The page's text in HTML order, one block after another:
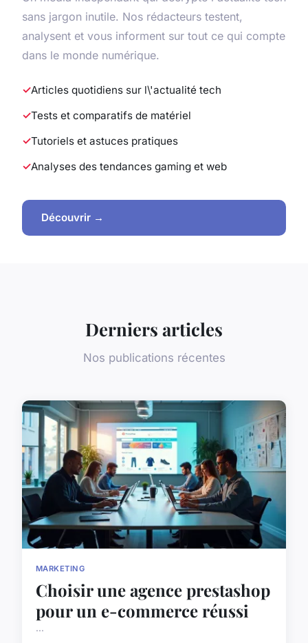
sans jargon inutile. Nos rédacteurs testent,
analysent et vous informent sur tout ce qui compte
dans le monde numérique.
Articles quotidiens sur l\'actualité tech
Tests et comparatifs de matériel
Tutoriels et astuces pratiques
Analyses des tendances gaming et web
Découvrir →
Derniers articles
Nos publications récentes
MARKETING
Choisir une agence prestashop
pour un e-commerce réussi
...